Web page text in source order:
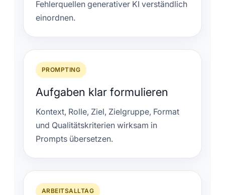
Fehlerquellen generativer KI verständlich
einordnen.
PROMPTING
Aufgaben klar formulieren
Kontext, Rolle, Ziel, Zielgruppe, Format
und Qualitätskriterien wirksam in
Prompts übersetzen.
ARBEITSALLTAG